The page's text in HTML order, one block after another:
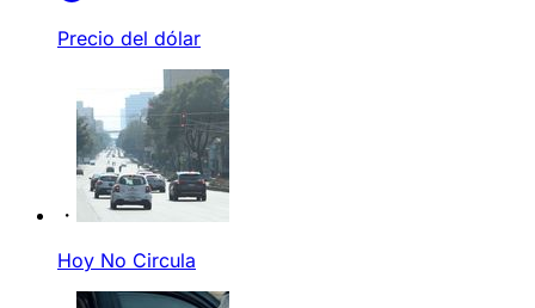
Precio del dólar
Hoy No Circula